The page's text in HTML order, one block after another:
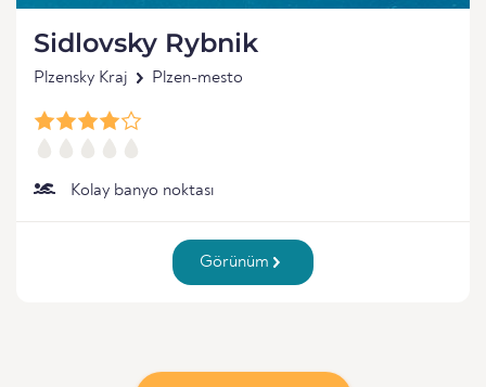
Sidlovsky Rybnik
Plzensky Kraj Plzen-mesto
Kolay banyo noktası
Görünüm